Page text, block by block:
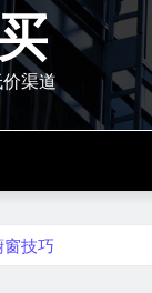
渠道
技巧